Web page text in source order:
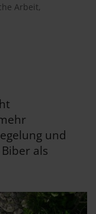
Arbeit,
und
als